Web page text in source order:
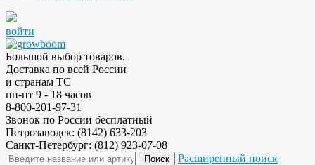
войти
Большой выбор товаров.
Доставка по всей России
и странам ТС
пн-пт 9 - 18 часов
8-800-201-97-31
Звонок по России бесплатный
Петрозаводск: (8142) 633-203
Санкт-Петербург: (812) 923-07-08
Расширенный поиск